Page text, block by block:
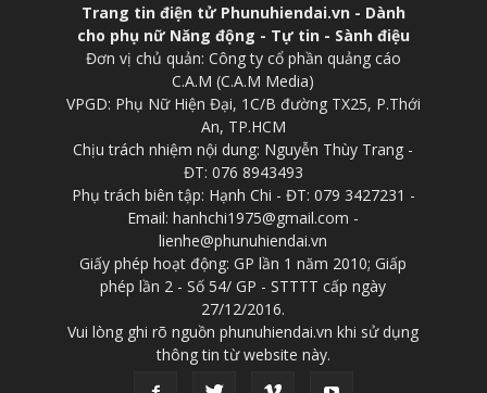
Trang tin điện tử Phunuhiendai.vn - Dành
cho phụ nữ Năng động - Tự tin - Sành điệu
Đơn vị chủ quản: Công ty cổ phần quảng cáo
C.A.M (C.A.M Media)
VPGD: Phụ Nữ Hiện Đại, 1C/B đường TX25, P.Thới
An, TP.HCM
Chịu trách nhiệm nội dung: Nguyễn Thùy Trang -
ĐT: 076 8943493
Phụ trách biên tập: Hạnh Chi - ĐT: 079 3427231 -
Email: hanhchi1975@gmail.com -
lienhe@phunuhiendai.vn
Giấy phép hoạt động: GP lần 1 năm 2010; Giấp
phép lần 2 - Số 54/ GP - STTTT cấp ngày
27/12/2016.
Vui lòng ghi rõ nguồn phunuhiendai.vn khi sử dụng
thông tin từ website này.